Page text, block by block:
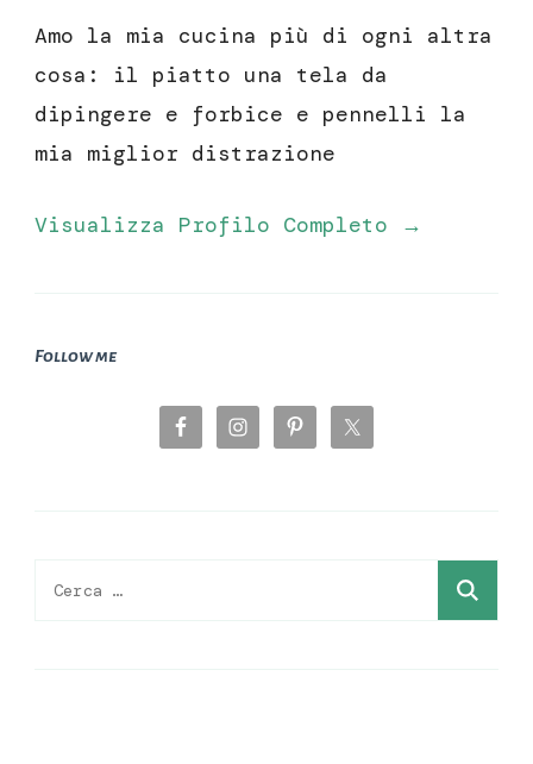
Amo la mia cucina più di ogni altra
cosa: il piatto una tela da
dipingere e forbice e pennelli la
mia miglior distrazione
Visualizza Profilo Completo →
Follow me
Ricerca